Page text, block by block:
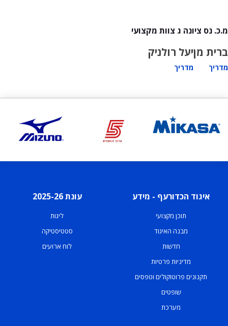
מ.כ. נס ציונה ג צוות מקצועי
ברית מן
מדריך
יעל רולניק
מדריך
איגוד הכדורעף - מידע
תוכן מקצועי
מבנה האיגוד
חדשות
מדיניות פרטיות
תקנונים פרוטוקולים וטפסים
שופטים
מערכת
עונת 2025-26
ליגות
סטטיסטיקה
לוח ארועים